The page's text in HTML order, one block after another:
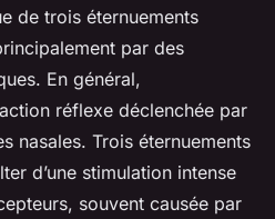
de trois éternuements
par des
En général,
réflexe déclenchée par
nasales. Trois éternuements
d’une stimulation intense
souvent causée par